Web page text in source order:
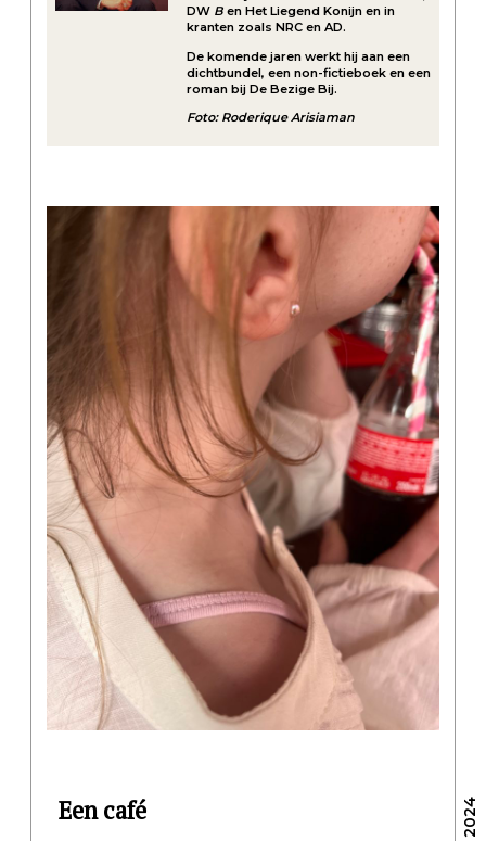
DW Ben Het Liegend Konijn en in
kranten zoals NRC en AD.
De komende jaren werkt hij aan een
dichtbundel, een non-fictieboek en een
roman bij De Bezige Bij.
Foto: Roderique Arisiaman
Een café